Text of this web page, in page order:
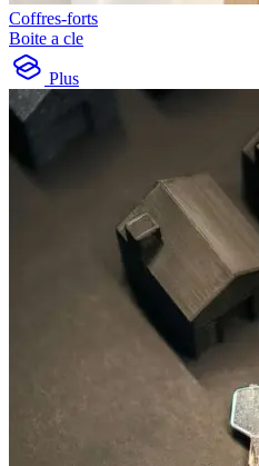
Coffres-forts
Boite a cle
Plus